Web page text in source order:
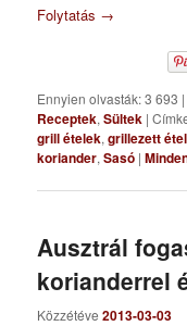
Folytatás →
Ennyien olvasták: 3 693 |
Receptek,Sültek |
grill ételek,grillezett
koriander,Sasó |
Ausztrál
korianderrel
Közzétéve2013-03-03